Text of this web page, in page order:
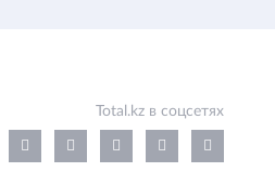
Total.kz в соцсетях